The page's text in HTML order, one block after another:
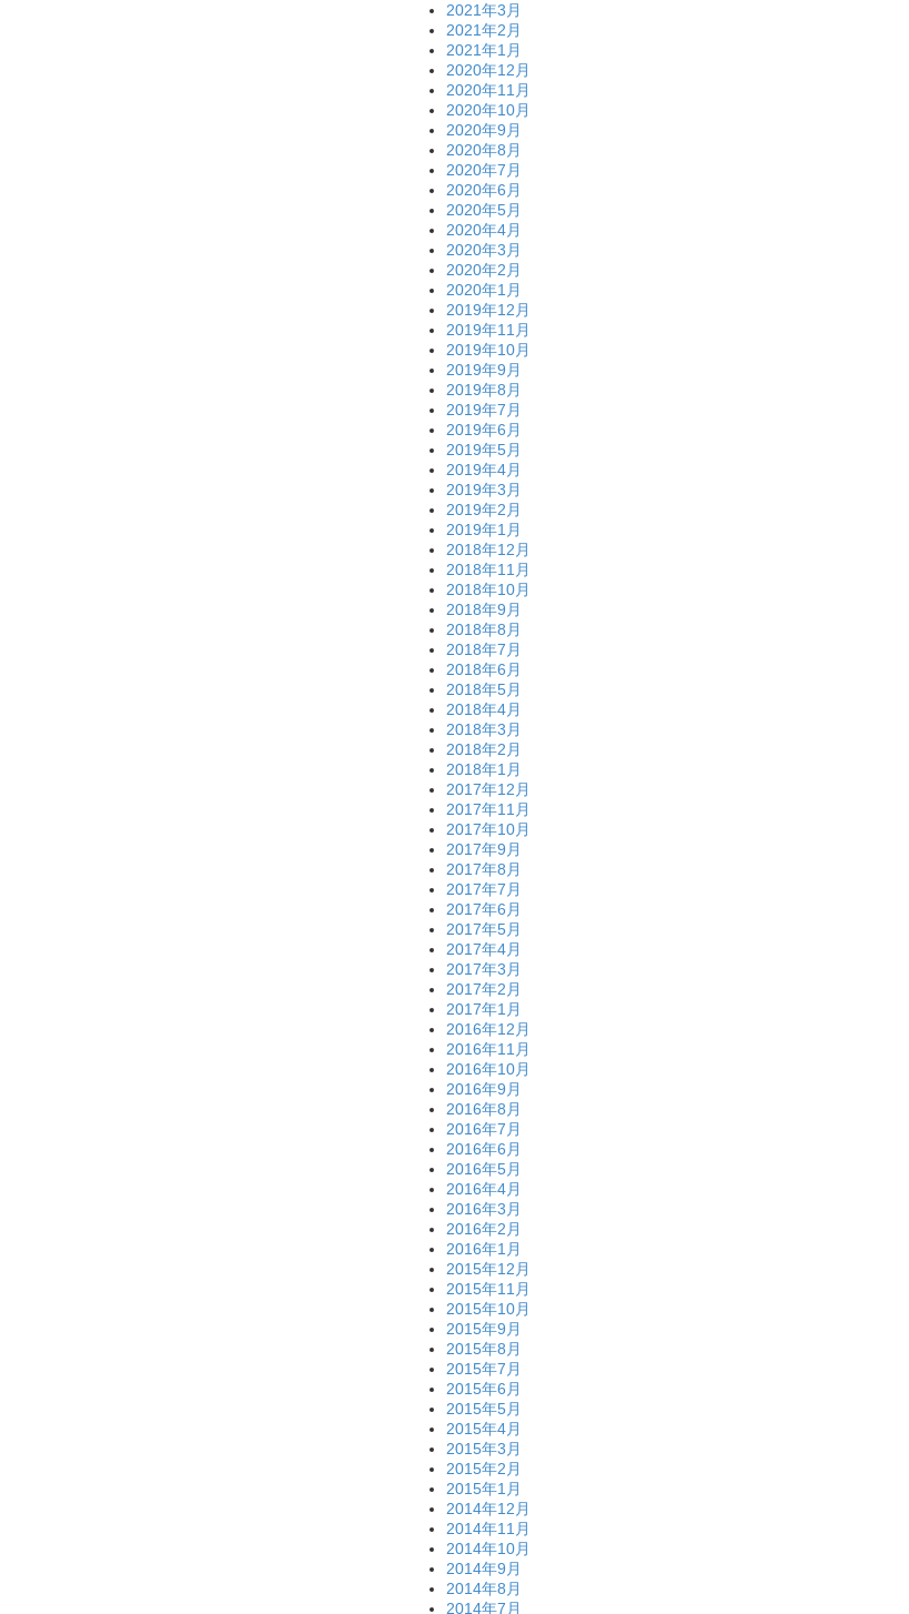
2021年3月
2021年2月
2021年1月
2020年12月
2020年11月
2020年10月
2020年9月
2020年8月
2020年7月
2020年6月
2020年5月
2020年4月
2020年3月
2020年2月
2020年1月
2019年12月
2019年11月
2019年10月
2019年9月
2019年8月
2019年7月
2019年6月
2019年5月
2019年4月
2019年3月
2019年2月
2019年1月
2018年12月
2018年11月
2018年10月
2018年9月
2018年8月
2018年7月
2018年6月
2018年5月
2018年4月
2018年3月
2018年2月
2018年1月
2017年12月
2017年11月
2017年10月
2017年9月
2017年8月
2017年7月
2017年6月
2017年5月
2017年4月
2017年3月
2017年2月
2017年1月
2016年12月
2016年11月
2016年10月
2016年9月
2016年8月
2016年7月
2016年6月
2016年5月
2016年4月
2016年3月
2016年2月
2016年1月
2015年12月
2015年11月
2015年10月
2015年9月
2015年8月
2015年7月
2015年6月
2015年5月
2015年4月
2015年3月
2015年2月
2015年1月
2014年12月
2014年11月
2014年10月
2014年9月
2014年8月
2014年7月